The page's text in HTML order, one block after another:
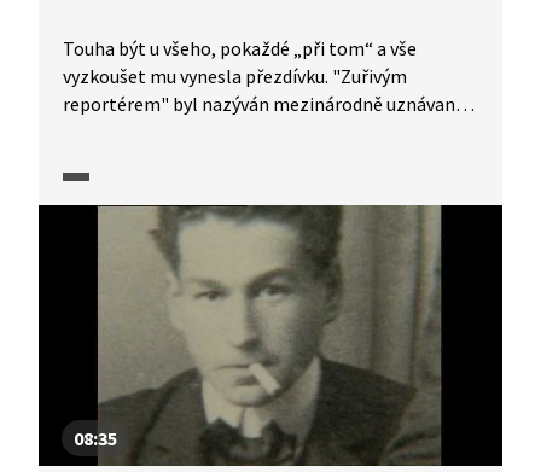
Touha být u všeho, pokaždé „při tom“ a vše
vyzkoušet mu vynesla přezdívku. "Zuřivým
reportérem" byl nazýván mezinárodně uznávaný
Kisch, který začal přispívat do pražských novin již
před 1. světovou válkou.
08:35